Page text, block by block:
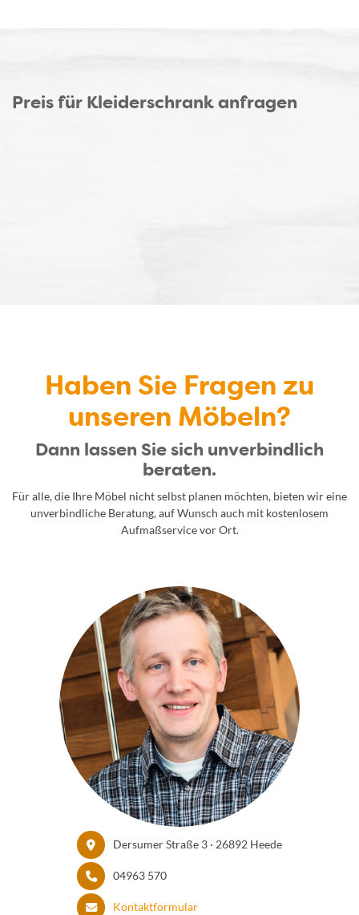
Preis für Kleiderschrank anfragen
Haben Sie Fragen zu
unseren Möbeln?
Dann lassen Sie sich unverbindlich
beraten.
Für alle, die Ihre Möbel nicht selbst planen möchten, bieten wir eine
unverbindliche Beratung, auf Wunsch auch mit kostenlosem
Aufmaßservice vor Ort.
Dersumer Straße 3 · 26892 Heede
04963 570
Kontaktformular